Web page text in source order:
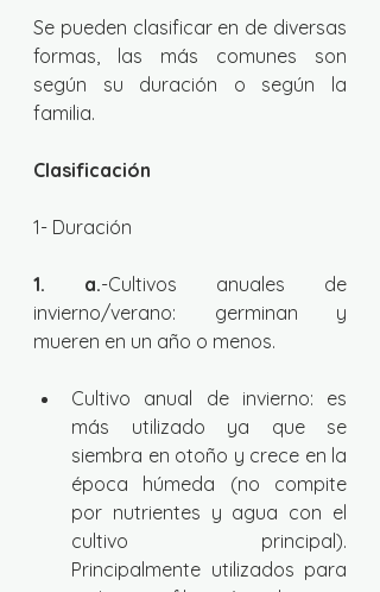
Se pueden clasificar en de diversas
formas, las más comunes son
según su duración o según la
familia.
Clasificación
1- Duración
1. a.-Cultivos anuales de
invierno/verano: germinan y
mueren en un año o menos.
Cultivo anual de invierno: es
más utilizado ya que se
siembra en otoño y crece en la
época húmeda (no compite
por nutrientes y agua con el
cultivo principal).
Principalmente utilizados para